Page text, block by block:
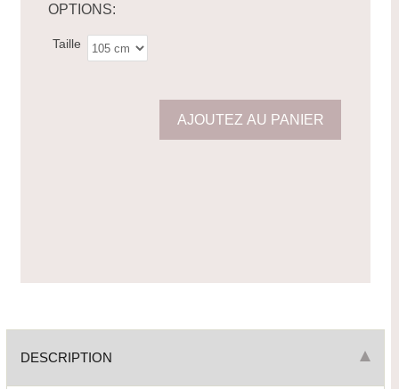
OPTIONS:
Taille
DESCRIPTION